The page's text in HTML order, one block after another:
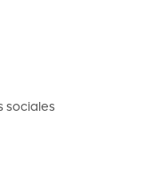
sociales